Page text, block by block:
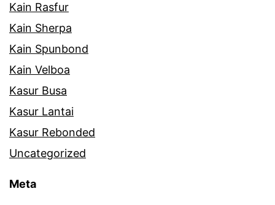
Kain Rasfur
Kain Sherpa
Kain Spunbond
Kain Velboa
Kasur Busa
Kasur Lantai
Kasur Rebonded
Uncategorized
Meta